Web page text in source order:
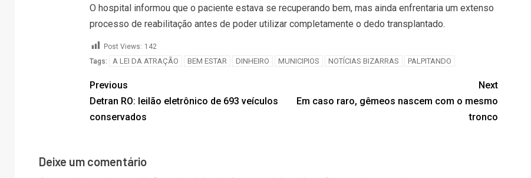
O hospital informou que o paciente estava se recuperando bem, mas ainda enfrentaria um extenso
processo de reabilitação antes de poder utilizar completamente o dedo transplantado.
Post Views: 142
Tags:
A LEI DA ATRAÇÃO BEM ESTAR DINHEIRO MUNICIPIOS NOTÍCIAS BIZARRAS PALPITANDO
Previous
Detran RO: leilão eletrônico de 693 veículos
conservados
Next
Em caso raro, gêmeos nascem com o mesmo
tronco
Deixe um comentário